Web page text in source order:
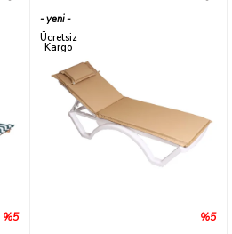
%5 %5
yeni
ürün
Ücretsiz
Kargo